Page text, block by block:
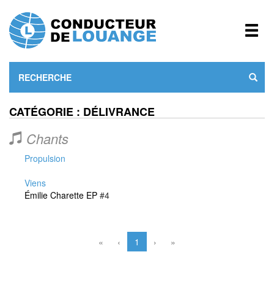
CATÉGORIE : DÉLIVRANCE
Chants
Propulsion
Viens
Émilie Charette EP #4
« ‹ 1 › »